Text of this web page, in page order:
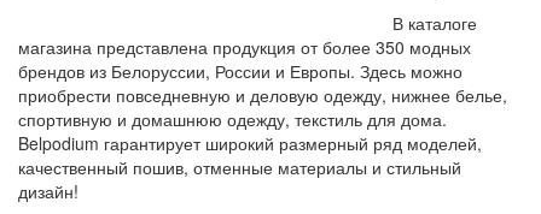
В каталоге
магазина представлена продукция от более 350 модных
брендов из Белоруссии, России и Европы. Здесь можно
приобрести повседневную и деловую одежду, нижнее белье,
спортивную и домашнюю одежду, текстиль для дома.
Belpodium гарантирует широкий размерный ряд моделей,
качественный пошив, отменные материалы и стильный
дизайн!